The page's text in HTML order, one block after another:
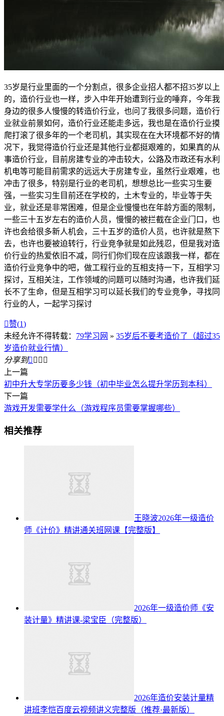
35岁是行业里面的一个分割点，很多企业招人都不招35岁以上
的，造价行业也一样，步入中年开始遭到行业的唾弃，今年我
身边的很多人慢慢的转造价行业，也问了我很多问题，造价行
业就业前景如何，造价行业还能走多远，我也是在造价行业摸
爬打滚了很多年的一个老司机，其实现在在大环境都不好的情
况下，我觉得造价行业还是其他行业都挺艰难的，如果真的从
事造价行业，目前房建专业的冲击较大，公路及市政还有水利
机电等可能目前需求的远远大于房建专业，虽然行业艰难，也
冲击了很多，特别是行业的老司机，想想总比一些实习生要
强，一些实习生目前还在学校的，土木专业的，毕业等于失
业，就业还是非常困难，但是企业慢慢也在年龄方面的限制，
一些三十五岁左右的造价人员，慢慢的被拦截在企业门口，也
许也会给很多新人机会，三十五岁的造价人员，也许就是熬下
去，也许也要被迫转行，行业竞争就是如此残忍，但是我对造
价行业的热爱依旧不减，同行们你们现在应该跟我一样，都在
造价行业竞争中的吧，做工程行业的互相支持一下，互相学习
探讨，互相关注，工作领域的问题可以随时沟通，也许我们延
长不了生命，但是互相学习可以延长我们的专业竞争，寻找同
行业的人，一起学习探讨
赞(1)
未经允许不得转载： 79学习网 » 35岁后不要考造价了（超过35
岁造价就业行情）
分享到   
上一篇
初中升大专学历要多少钱（初中毕业怎么提升学历到本科）
下一篇
游戏开发需要学什么（游戏程序员需要掌握哪些）
相关推荐
王晓波2026年一级造价
师《计价》精讲通关班网课【完整版】
2026年一级造价师《安
装计量》精讲课-梁宝臣（完整版）
2026年造价安装计量精
讲班李恺百度云视频讲义完整版（推荐·最新版）